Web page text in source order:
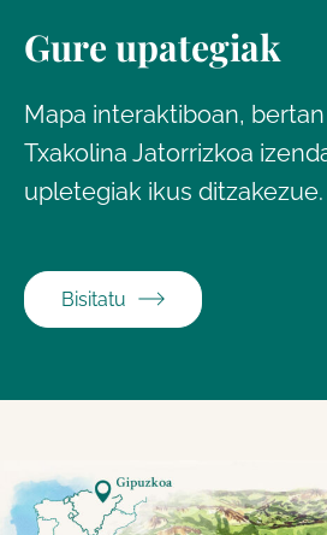
Gure upategiak
Mapa interaktiboan,
Txakolina Jatorrizkoa
upletegiak ikus ditzakezue.
Bisitatu